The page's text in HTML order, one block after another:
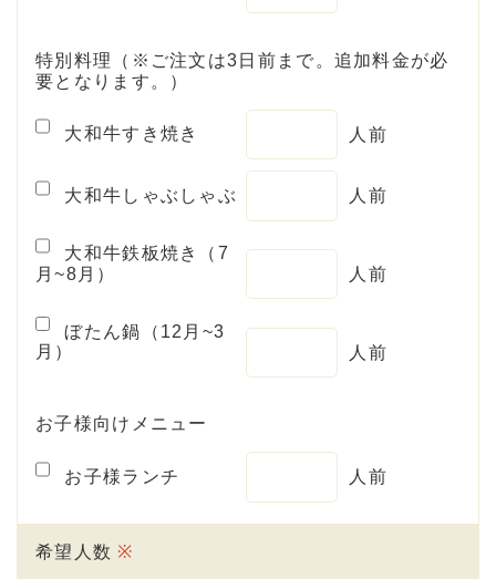
特別料理（※ご注文は3日前まで。追加料金が必
要となります。）
大和牛すき焼き 人前
大和牛しゃぶしゃぶ 人前
大和牛鉄板焼き（7
月~8月）
人前
ぼたん鍋（12月~3
月）
人前
お子様向けメニュー
お子様ランチ 人前
希望人数 ※